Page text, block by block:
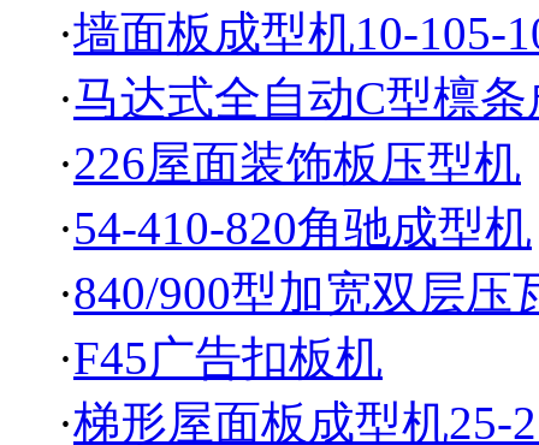
·墙面板成型机10-105-
·马达式全自动C型檩
·226屋面装饰板压型机
·54-410-820角驰成型机
·840/900型加宽双层压
·F45广告扣板机
·梯形屋面板成型机25-